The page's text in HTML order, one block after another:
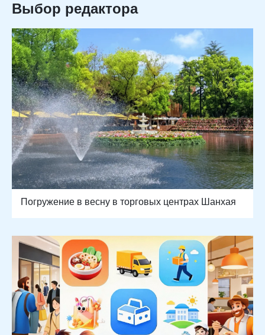
Выбор редактора
Погружение в весну в торговых центрах Шанхая